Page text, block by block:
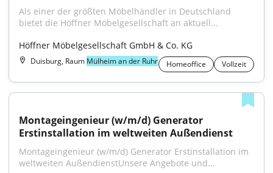
Als einer der größten Möbelhändler in Deutschland
bietet die Höffner Möbelgesellschaft an aktuell...
Höffner Möbelgesellschaft GmbH & Co. KG
Duisburg, Raum Mülheim an der Ruhr Homeoffice Vollzeit
Montageingenieur (w/m/d) Generator
Erstinstallation im weltweiten Außendienst
Montageingenieur (w/m/d) Generator Erstinstallation im
weltweiten AußendienstUnsere Angebote und...